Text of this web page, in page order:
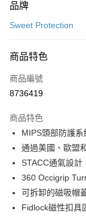
信用卡一次付款
LINE Pay
Apple Pay
運送方式
全家店到店
每筆NT$80，滿
付款後全家取貨
每筆NT$80，滿
品牌
Sweet Protection
商品特色
商品編號
8736419
商品特色
MIPS頭部防護系
通過美國、歐盟
STACC通氣設計
360 Occigrip
可拆卸的磁吸帽
Fidlock磁性扣具